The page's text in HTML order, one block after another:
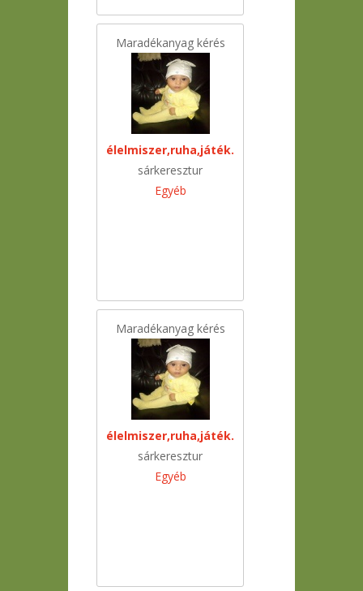
Maradékanyag kérés
élelmiszer,ruha,játék.
sárkeresztur
Egyéb
Maradékanyag kérés
élelmiszer,ruha,játék.
sárkeresztur
Egyéb